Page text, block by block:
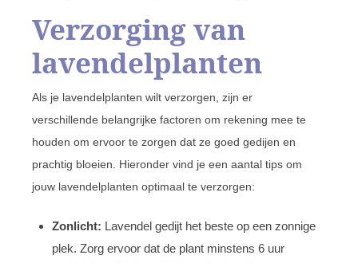
Verzorging van
lavendelplanten
Als je lavendelplanten wilt verzorgen, zijn er
verschillende belangrijke factoren om rekening mee te
houden om ervoor te zorgen dat ze goed gedijen en
prachtig bloeien. Hieronder vind je een aantal tips om
jouw lavendelplanten optimaal te verzorgen:
Zonlicht: Lavendel gedijt het beste op een zonnige
plek. Zorg ervoor dat de plant minstens 6 uur